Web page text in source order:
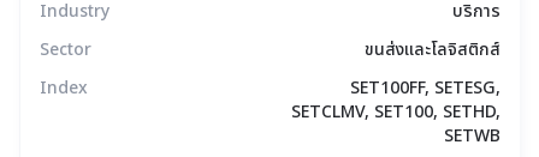
Industry
บริการ
Sector
ขนส่งและโลจิสติกส์
Index
SET100FF, SETESG,
SETCLMV, SET100, SETHD,
SETWB